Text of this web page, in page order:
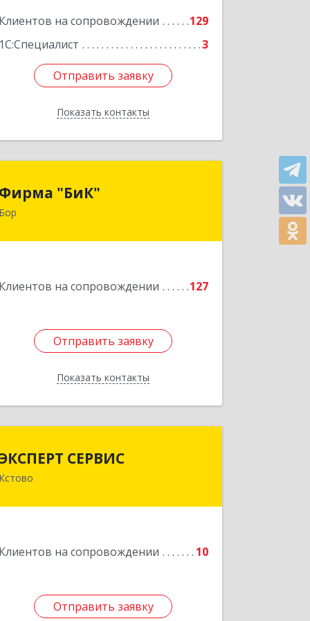
Клиентов на сопровождении
129
1С:Специалист
3
Отправить заявку
Показать контакты
Подробнее
Отправить заявку
Назад
Фирма "БиК"
Бор
Клиентов на сопровождении 127
Отправить заявку
Показать контакты
Отправить заявку
Назад
СЕРВИС
Кстово
Клиентов на сопровождении 10
Отправить заявку
Отправить заявку